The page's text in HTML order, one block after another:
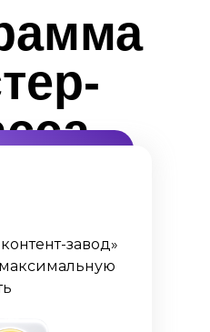
завод»